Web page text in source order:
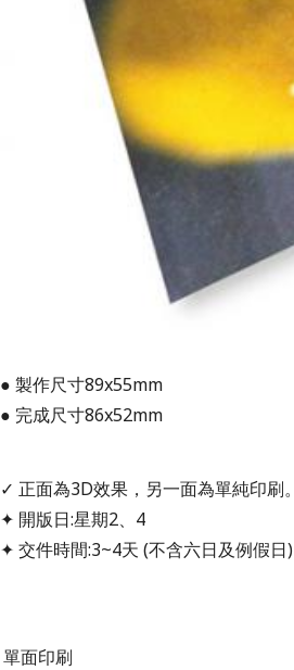
● 製作尺寸89x55mm
● 完成尺寸86x52mm
✓ 正面為3D效果，另一面為單純印刷。
✦ 開版日:星期2、4
✦ 交件時間:3~4天 (不含六日及例假日)
單面印刷